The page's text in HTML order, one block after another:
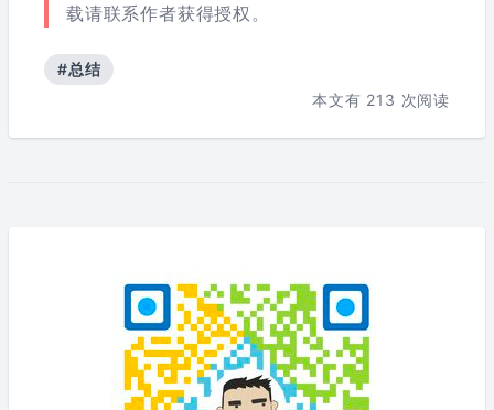
载请联系作者获得授权。
#总结
本文有 213 次阅读